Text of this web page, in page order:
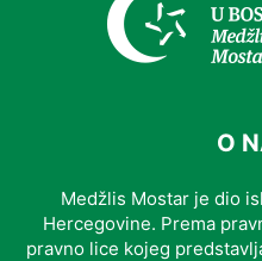
O
Medžlis Mostar je dio
Hercegovine. Prema
pravno lice kojeg